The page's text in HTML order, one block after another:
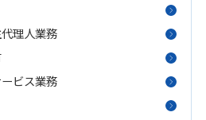
理人業務
ビス業務